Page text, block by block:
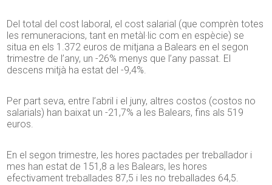
Del total del cost laboral, el cost salarial (que comprèn totes
les remuneracions, tant en metàl·lic com en espècie) se
situa en els 1.372 euros de mitjana a Balears en el segon
trimestre de l’any, un -26% menys que l’any passat. El
descens mitjà ha estat del -9,4%.
Per part seva, entre l’abril i el juny, altres costos (costos no
salarials) han baixat un -21,7% a les Balears, fins als 519
euros.
En el segon trimestre, les hores pactades per treballador i
mes han estat de 151,8 a les Balears, les hores
efectivament treballades 87,5 i les no treballades 64,5.